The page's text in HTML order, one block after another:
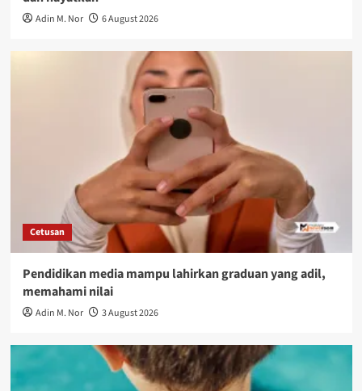
Adin M. Nor 6 August 2026
Cetusan
Pendidikan media mampu lahirkan graduan yang adil,
memahami nilai
Adin M. Nor 3 August 2026